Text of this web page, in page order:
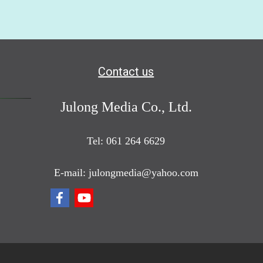
Contact us
Julong Media Co., Ltd.
Tel: 061 264 6629
E-mail: julongmedia@yahoo.com